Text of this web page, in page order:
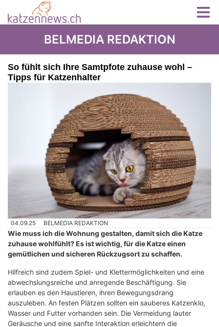
BELMEDIA REDAKTION
So fühlt sich Ihre Samtpfote zuhause wohl –
Tipps für Katzenhalter
04.09.25 BELMEDIA REDAKTION
Wie muss ich die Wohnung gestalten, damit sich die Katze
zuhause wohlfühlt? Es ist wichtig, für die Katze einen
gemütlichen und sicheren Rückzugsort zu schaffen.
Hilfreich sind zudem Spiel- und Klettermöglichkeiten und eine
abwechslungsreiche und anregende Beschäftigung. Sie
erlauben es den Haustieren, ihren Bewegungsdrang
auszuleben. An festen Plätzen sollten ein sauberes Katzenklo,
Wasser und Futter vorhanden sein. Die Vermeidung lauter
Geräusche und eine sanfte Interaktion erleichtern die